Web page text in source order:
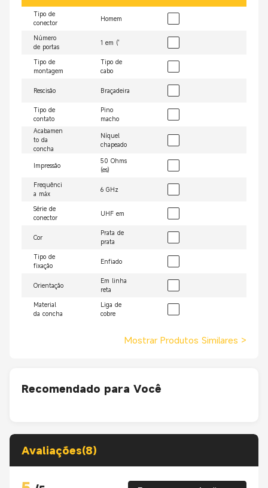
Tipo de
conector
Homem
Número
de portas
1 em ('
Tipo de
montagem
Tipo de
cabo
Rescisão Braçadeira
Tipo de
contato
Pino
macho
Acabamen
to da
concha
Níquel
chapeado
Impressão
50 Ohms
(es)
Frequênci
a máx
6 GHz
Série de
conector
UHF em
Cor
Prata de
prata
Tipo de
fixação
Enfiado
Orientação
Em linha
reta
Material
da concha
Liga de
cobre
Mostrar Produtos Similares >
Recomendado para Você
Avaliações(8)